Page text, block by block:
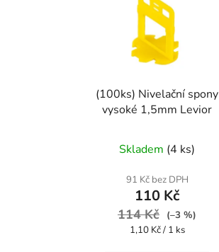
(100ks) Nivelační spony
vysoké 1,5mm Levior
Skladem (4 ks)
91 Kč bez DPH
110 Kč
114 Kč
(–3 %)
Měrná
1,10 Kč / 1 ks